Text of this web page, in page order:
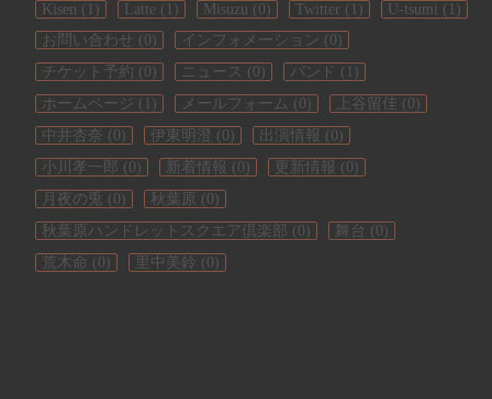
Kisen (1)
Latte (1) Misuzu (0) Twitter (1)
U-tsumi (1)
お問い合わせ (0)
インフォメーション (0)
チケット予約 (0)
ニュース (0)
バンド (1)
ホームページ (1)
メールフォーム (0)
上谷留佳 (0)
中井杏奈 (0)
伊東明澄 (0)
出演情報 (0)
小川孝一郎 (0)
新着情報 (0)
更新情報 (0)
月夜の兎 (0)
秋葉原 (0)
秋葉原ハンドレットスクエア倶楽部 (0)
舞台 (0)
荒木命 (0)
里中美鈴 (0)